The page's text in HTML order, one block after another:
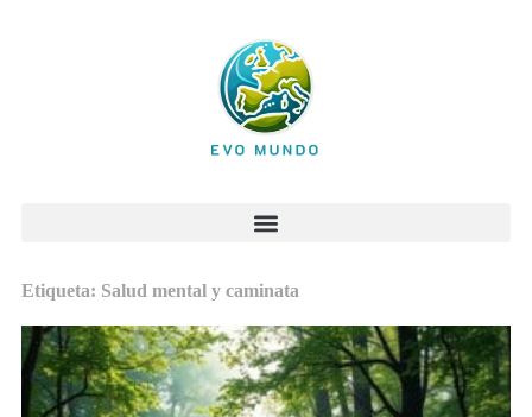
Etiqueta: Salud mental y caminata